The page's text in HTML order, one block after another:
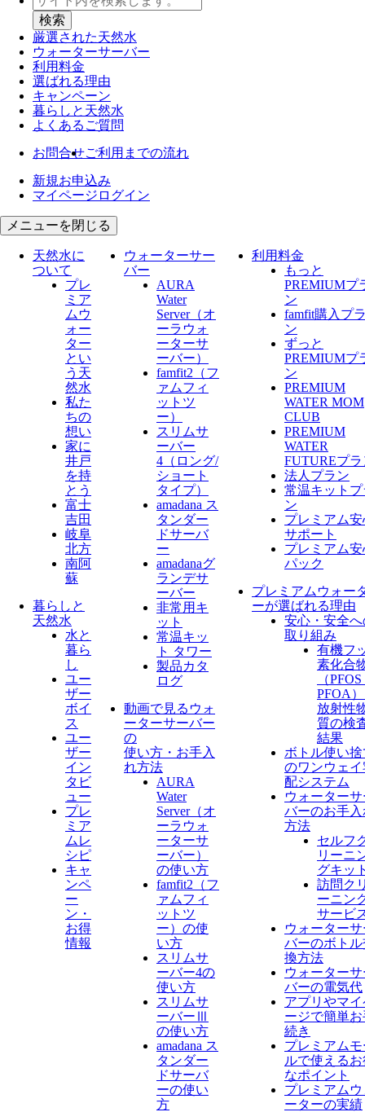
厳選された天然水
ウォーターサーバー
利用料金
選ばれる理由
キャンペーン
暮らしと天然水
よくあるご質問
お問合せご利用までの流れ
新規お申込み
マイページログイン
メニューを閉じる
天然水に
ついて
プレ
ミア
ムウ
ォー
ター
とい
う天
然水
私た
ちの
想い
家に
井戸
を持
とう
富士
吉田
岐阜
北方
南阿
蘇
暮らしと
天然水
水と
暮ら
し
ユー
ザー
ボイ
ス
ユー
ザー
イン
タビ
ュー
プレ
ミア
ムレ
シピ
キャ
ンペ
ー
ン・
お得
情報
ウォーターサー
バー
AURA
Water
Server​（オ
ーラウォ
ーターサ
ーバー）
famfit2（フ
ァムフィ
ットツ
ー）
スリムサ
ーバー
4（ロング/
ショート
タイプ）
amadana ス
タンダー
ドサーバ
ー
amadanaグ
ランデサ
ーバー
非常用キ
ット
常温キッ
ト タワー
製品カタ
ログ
動画で見るウォ
ーターサーバー
の
使い方・お手入
れ方法
AURA
Water
Server​（オ
ーラウォ
ーターサ
ーバー）
の使い方
famfit2（フ
ァムフィ
ットツ
ー）の使
い方
スリムサ
ーバー4の
使い方
スリムサ
ーバーⅢ
の使い方
amadana ス
タンダー
ドサーバ
ーの使い
方
利用料金
もっと
PREMIUMプ
ン
famfit購入プ
ン
ずっと
PREMIUMプ
ン
PREMIUM
WATER MOM
CLUB
PREMIUM
WATER
FUTUREプラ
法人プラン
常温キットプ
ン
プレミアム安
サポート
プレミアム安
パック
プレミアムウォー
ーが選ばれる理由
安心・安全へ
取り組み
有機フ
素化合
（
PFOA
放射性
質の検
結果
ボトル使い捨
のワンウェイ
配システム
ウォーター
バーのお手入
方法
セルフ
リーニ
グキッ
訪問ク
ーニン
サービ
ウォーター
バーのボトル
換方法
ウォーター
バーの電気代
アプリやマイ
ージで簡単お
続き
プレミアムモ
ルで使える
なポイント
プレミアムウ
ーターの実績